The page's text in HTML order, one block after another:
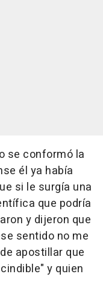
se conformó la
él ya había
si le surgía una
que podría
y dijeron que
sentido no me
apostillar que
y quien